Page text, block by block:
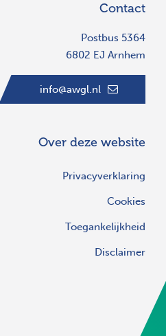
Contact
Postbus 5364
6802 EJ Arnhem
info@awgl.nl
Over deze website
Privacyverklaring
Cookies
Toegankelijkheid
Disclaimer